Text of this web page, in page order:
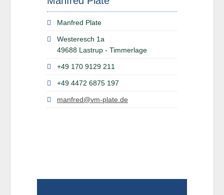
Manfred Plate
Westeresch 1a
49688 Lastrup - Timmerlage
+49 170 9129 211
+49 4472 6875 197
manfred@vm-plate.de